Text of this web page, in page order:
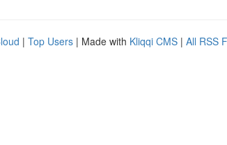
| Top Users | Made with Kliqqi CMS | All RSS